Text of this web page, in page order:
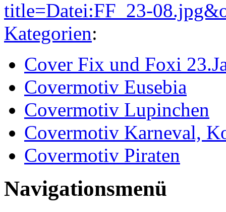
title=Datei:FF_23-
Kategorien:
Cover Fix und Foxi
Covermotiv Eusebia
Covermotiv Lupinchen
Covermotiv Karneval,
Covermotiv Piraten
Navigationsmenü